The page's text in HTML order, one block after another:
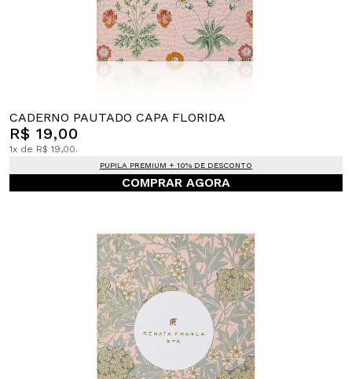
CADERNO PAUTADO CAPA FLORIDA
R$ 19,00
1x de R$ 19,00.
PUPILA PREMIUM + 10% DE DESCONTO
COMPRAR AGORA